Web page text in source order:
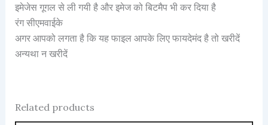
इमेजेस गूगल से ली गयी है और इमेज को बिटमैप भी कर दिया है
रंग सीएमवाईके
अगर आपको लगता है कि यह फाइल आपके लिए फायदेमंद है तो खरीदें
अन्यथा न खरीदें
Related products